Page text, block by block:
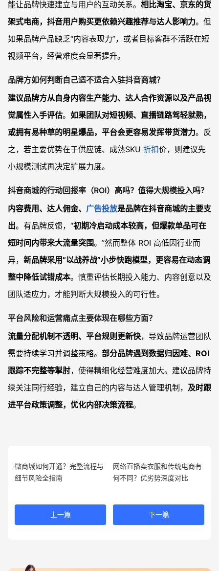
能让品牌快速建立与用户的互动关系。 相比淘宝、京东的货
架式电商，抖音用户购买更依赖兴趣推荐与达人影响力。但
如果品牌产品缺乏“内容表现力”，或者目标客群不活跃在短
视频平台，经营难度会显著提升。
品牌方如何判断自己适不适合入驻抖音商城？
建议品牌方从自身内容生产能力、达人合作资源以及产品视
觉属性入手评估。 如果团队对短视频、直播链路驾轻就熟，
或拥有易种草的明星爆品，平台会更容易发挥带货潜力。反
之，若主要优势在于供应链、成熟SKU 折扣价，则建议先
小规模测试再决定扩展力度。
抖音商城的行动回报率（ROI）高吗？值得大规模投入吗？
内容费用、达人佣金、 广告投放是品牌在抖音商城的主要支
出。有品牌反馈，“初期冷启动成本较高，但爆款单品可在
短时间内带来大流量突围。”然而整体 ROI 高低因行业而
异， 新品牌采用“以战养战”小步快跑模型，更容易在动态调
整中降低试错成本。慎重评估长期投入能力、内容创意以及
团队适应力，才能判断大规模投入的可行性。
平台风险和运营痛点主要体现在哪些方面？
流量分配机制不透明、平台规则更新快，导致品牌运营团队
需要持续学习并调整策略。 部分品牌遇到数据归因难、ROI
跟踪不完整等掣肘，使得精细化经营难度加大。建议品牌持
续关注同行经验，建立自己的内容与达人管理机制， 及时跟
进平台政策调整，优化内部决策流程。
微商城如何开通？完整流程与
细节风险全指南
上一篇
网络直播卖衣服和传统电商有
何不同？优劣势深度对比
下一篇